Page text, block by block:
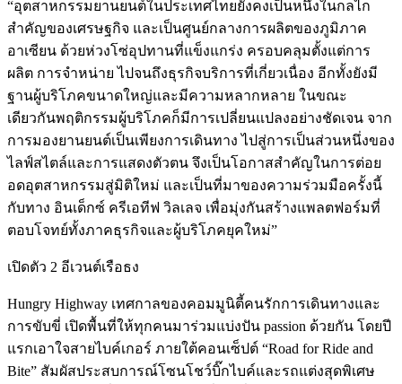
“อุตสาหกรรมยานยนต์ในประเทศไทยยังคงเป็นหนึ่งในกลไก
สำคัญของเศรษฐกิจ และเป็นศูนย์กลางการผลิตของภูมิภาค
อาเซียน ด้วยห่วงโซ่อุปทานที่แข็งแกร่ง ครอบคลุมตั้งแต่การ
ผลิต การจำหน่าย ไปจนถึงธุรกิจบริการที่เกี่ยวเนื่อง อีกทั้งยังมี
ฐานผู้บริโภคขนาดใหญ่และมีความหลากหลาย ในขณะ
เดียวกันพฤติกรรมผู้บริโภคก็มีการเปลี่ยนแปลงอย่างชัดเจน จาก
การมองยานยนต์เป็นเพียงการเดินทาง ไปสู่การเป็นส่วนหนึ่งของ
ไลฟ์สไตล์และการแสดงตัวตน จึงเป็นโอกาสสำคัญในการต่อย
อดอุตสาหกรรมสู่มิติใหม่ และเป็นที่มาของความร่วมมือครั้งนี้
กับทาง อินเด็กซ์ ครีเอทีฟ วิลเลจ เพื่อมุ่งกันสร้างแพลตฟอร์มที่
ตอบโจทย์ทั้งภาคธุรกิจและผู้บริโภคยุคใหม่”
เปิดตัว 2 อีเวนต์เรือธง
Hungry Highway เทศกาลของคอมมูนิตี้คนรักการเดินทางและ
การขับขี่ เปิดพื้นที่ให้ทุกคนมาร่วมแบ่งปัน passion ด้วยกัน โดยปี
แรกเอาใจสายไบค์เกอร์ ภายใต้คอนเซ็ปต์ “Road for Ride and
Bite” สัมผัสประสบการณ์โซนโชว์บิ๊กไบค์และรถแต่งสุดพิเศษ